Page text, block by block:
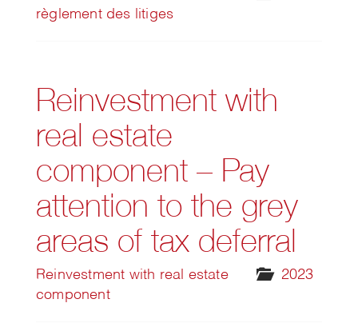
règlement des litiges
Reinvestment with
real estate
component – Pay
attention to the grey
areas of tax deferral
2023
Reinvestment with real estate
component